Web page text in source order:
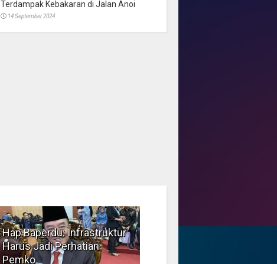
Terdampak Kebakaran di Jalan Anoi
14 September 2024
Hap Baperdu: Infrastruktur
Harus Jadi Perhatian
Pemko